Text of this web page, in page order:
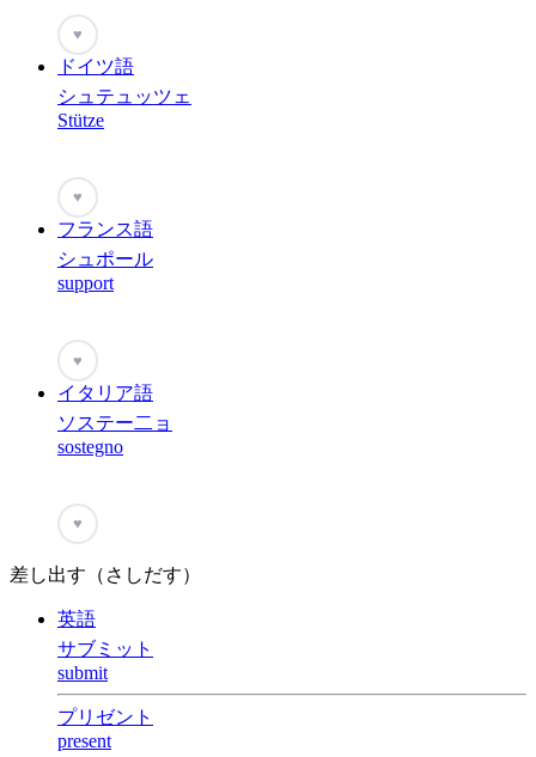
♥
ドイツ語
シュテュッツェ
Stütze
♥
フランス語
シュポール
support
♥
イタリア語
ソステー二ョ
sostegno
♥
差し出す（さしだす）
英語
サブミット
submit
プリゼント
present